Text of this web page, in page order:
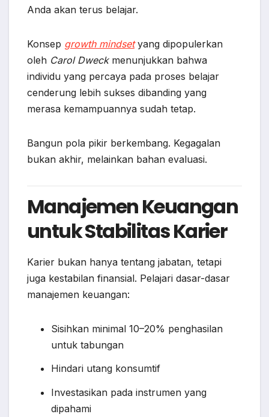
Anda akan terus belajar.
Konsep growth mindsetyang dipopulerkan
oleh Carol Dweckmenunjukkan bahwa
individu yang percaya pada proses belajar
cenderung lebih sukses dibanding yang
merasa kemampuannya sudah tetap.
Bangun pola pikir berkembang. Kegagalan
bukan akhir, melainkan bahan evaluasi.
Manajemen Keuangan
untuk Stabilitas Karier
Karier bukan hanya tentang jabatan, tetapi
juga kestabilan finansial. Pelajari dasar-dasar
manajemen keuangan:
Sisihkan minimal 10–20% penghasilan
untuk tabungan
Hindari utang konsumtif
Investasikan pada instrumen yang
dipahami